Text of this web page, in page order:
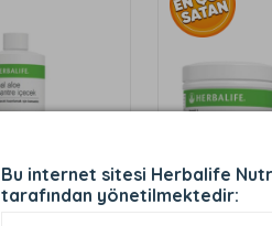
Bu internet sitesi Herbalife
tarafından yönetilmektedir: